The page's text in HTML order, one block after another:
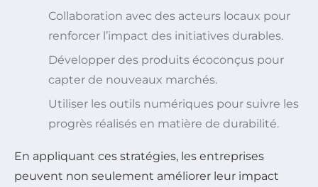
Collaboration avec des acteurs locaux pour
renforcer l’impact des initiatives durables.
Développer des produits écoconçus pour
capter de nouveaux marchés.
Utiliser les outils numériques pour suivre les
progrès réalisés en matière de durabilité.
En appliquant ces stratégies, les entreprises
peuvent non seulement améliorer leur impact